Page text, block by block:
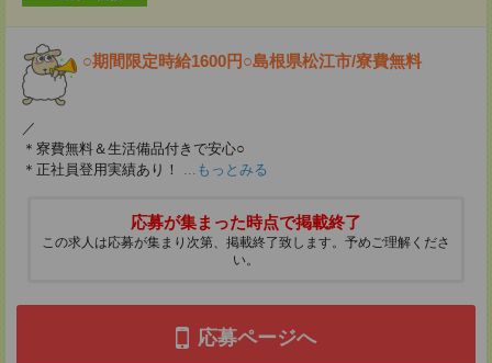
○期間限定時給1600円○島根県松江市/寮費無料
／
＊寮費無料＆生活備品付きで安心○
＊正社員登用実績あり！
...もっとみる
応募が集まった時点で掲載終了
この求人は応募が集まり次第、掲載終了致します。予めご理解くださ
い。
応募ページへ